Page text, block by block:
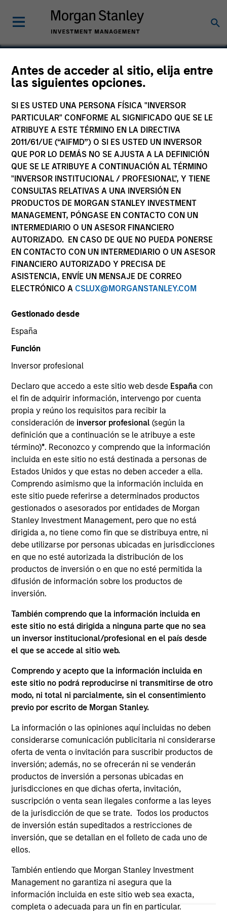
Antes de acceder al sitio, elija entre
las siguientes opciones.
SI ES USTED UNA PERSONA FÍSICA "INVERSOR
PARTICULAR" CONFORME AL SIGNIFICADO QUE SE LE
ATRIBUYE A ESTE TÉRMINO EN LA DIRECTIVA
2011/61/UE (“AIFMD”) O SI ES USTED UN INVERSOR
QUE POR LO DEMÁS NO SE AJUSTA A LA DEFINICIÓN
QUE SE LE ATRIBUYE A CONTINUACIÓN AL TÉRMINO
"INVERSOR INSTITUCIONAL / PROFESIONAL", Y TIENE
CONSULTAS RELATIVAS A UNA INVERSIÓN EN
PRODUCTOS DE MORGAN STANLEY INVESTMENT
MANAGEMENT, PÓNGASE EN CONTACTO CON UN
INTERMEDIARIO O UN ASESOR FINANCIERO
AUTORIZADO. EN CASO DE QUE NO PUEDA PONERSE
EN CONTACTO CON UN INTERMEDIARIO O UN ASESOR
FINANCIERO AUTORIZADO Y PRECISA DE
ASISTENCIA, ENVÍE UN MENSAJE DE CORREO
ELECTRÓNICO A CSLUX@MORGANSTANLEY.COM
Gestionado desde
España
Función
Inversor profesional
Declaro que accedo a este sitio web desde España con
el fin de adquirir información, intervengo por cuenta
propia y reúno los requisitos para recibir la
consideración de inversor profesional(según la
definición que a continuación se le atribuye a este
término)*. Reconozco y comprendo que la información
incluida en este sitio no está destinada a personas de
Estados Unidos y que estas no deben acceder a ella.
Comprendo asimismo que la información incluida en
este sitio puede referirse a determinados productos
gestionados o asesorados por entidades de Morgan
Stanley Investment Management, pero que no está
dirigida a, no tiene como fin que se distribuya entre, ni
debe utilizarse por personas ubicadas en jurisdicciones
en que no esté autorizada la distribución de los
productos de inversión o en que no esté permitida la
difusión de información sobre los productos de
inversión.
También comprendo que la información incluida en
este sitio no está dirigida a ninguna parte que no sea
un inversor institucional/profesional en el país desde
el que se accede al sitio web.
Comprendo y acepto que la información incluida en
este sitio no podrá reproducirse ni transmitirse de otro
modo, ni total ni parcialmente, sin el consentimiento
previo por escrito de Morgan Stanley.
La información o las opiniones aquí incluidas no deben
considerarse comunicación publicitaria ni considerarse
oferta de venta o invitación para suscribir productos de
inversión; además, no se ofrecerán ni se venderán
productos de inversión a personas ubicadas en
jurisdicciones en que dichas oferta, invitación,
suscripción o venta sean ilegales conforme a las leyes
de la jurisdicción de que se trate. Todos los productos
de inversión están supeditados a restricciones de
inversión, que se detallan en el folleto de cada uno de
ellos.
También entiendo que Morgan Stanley Investment
Management no garantiza ni asegura que la
información incluida en este sitio web sea exacta,
completa o adecuada para un fin en particular.
Brazos Midstream
Natural Gas Infrastructure
COUNTRY
United States
Invested on
May 2018
Brazos is a natural gas gathering and processing
and crude gathering service provider located in the
Southern Delaware Basin of the Permian Basin.
View Site
Investment Team
Morgan Stanley Infrastructure Partners
informational and educational purposes only. There is no
guarantee that the investment mentioned resulted in
positive performance (for realized holdings), or will perform
well in the future (for current holdings). The trademarks and
service marks above are the property of their respective
authorized, sponsored, or otherwise approved by such
owners. By clicking on any links shown here, you agree that
you are navigating to a third party site. We are providing
these hyperlinks to you only as a convenience and the
inclusion of any hyperlink is not and does not imply any
monitoring by us of any information contained in any
hyperlinked site. In no event shall we be responsible for the
information contained on the site or your use of such site
Morgan Stanley